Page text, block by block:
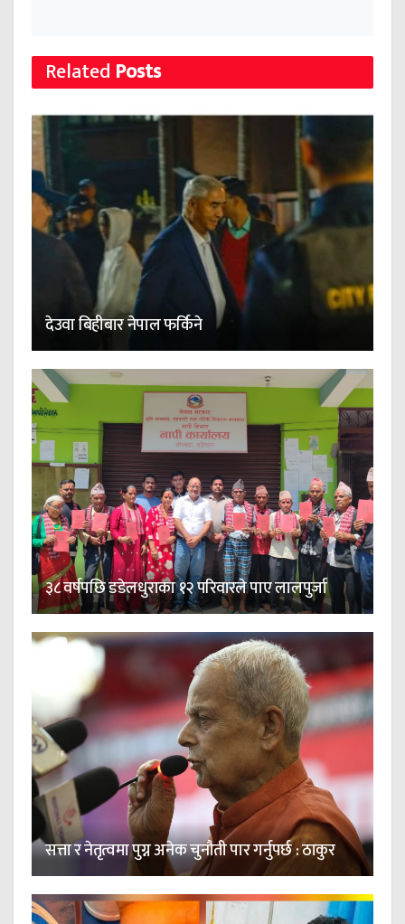
Related Posts
देउवा बिहीबार नेपाल फर्किने
३८ वर्षपछि डडेलधुराका १२ परिवारले पाए लालपुर्जा
सत्ता र नेतृत्वमा पुग्न अनेक चुनौती पार गर्नुपर्छ : ठाकुर